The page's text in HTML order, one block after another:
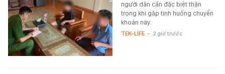
người dân cần đặc biệt thận
trọng khi gặp tình huống chuyển
khoản này.
TEK-LIFE - 2 giờ trước